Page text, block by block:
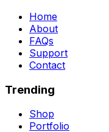
Home
About
FAQs
Support
Contact
Trending
Shop
Portfolio